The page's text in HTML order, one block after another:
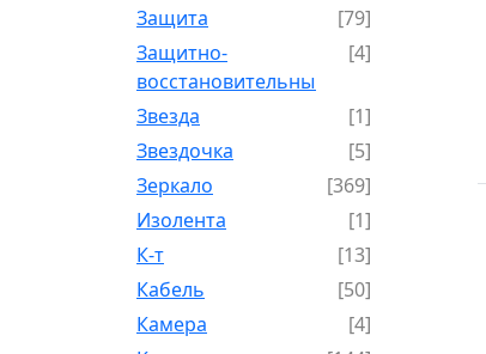
Защита
[79]
Защитно-
восстановительный
[4]
Звезда
[1]
Звездочка
[5]
Зеркало
[369]
Изолента
[1]
К-т
[13]
Кабель
[50]
Камера
[4]